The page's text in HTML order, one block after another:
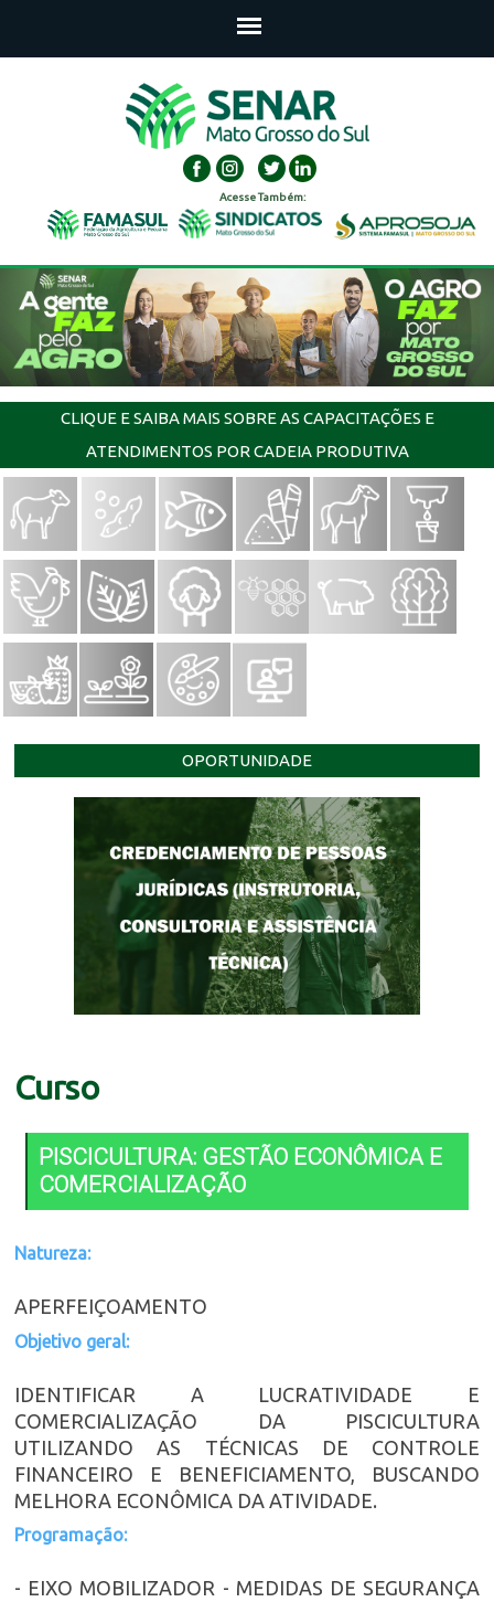
Acesse Também:
CLIQUE E SAIBA MAIS SOBRE AS CAPACITAÇÕES E
ATENDIMENTOS POR CADEIA PRODUTIVA
OPORTUNIDADE
Curso
PISCICULTURA: GESTÃO ECONÔMICA E
COMERCIALIZAÇÃO
Natureza:
APERFEIÇOAMENTO
Objetivo geral:
IDENTIFICAR A LUCRATIVIDADE E
COMERCIALIZAÇÃO DA PISCICULTURA
UTILIZANDO AS TÉCNICAS DE CONTROLE
FINANCEIRO E BENEFICIAMENTO, BUSCANDO
MELHORA ECONÔMICA DA ATIVIDADE.
Programação:
- EIXO MOBILIZADOR - MEDIDAS DE SEGURANÇA